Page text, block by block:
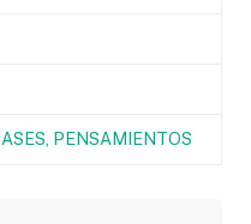
PENSAMIENTOS